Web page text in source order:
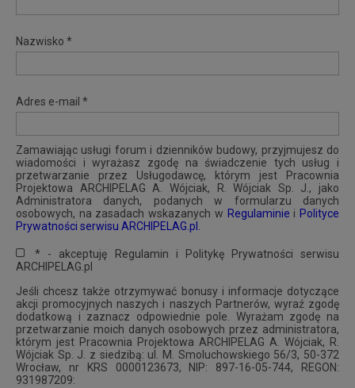
Nazwisko *
Adres e-mail *
Zamawiając usługi forum i dzienników budowy, przyjmujesz do
wiadomości i wyrażasz zgodę na świadczenie tych usług i
przetwarzanie przez Usługodawcę, którym jest Pracownia
Projektowa ARCHIPELAG A. Wójciak, R. Wójciak Sp. J., jako
Administratora danych, podanych w formularzu danych
osobowych, na zasadach wskazanych w Regulaminie i Polityce
Prywatności serwisu ARCHIPELAG.pl.
* - akceptuję Regulamin i Politykę Prywatności serwisu
ARCHIPELAG.pl
Jeśli chcesz także otrzymywać bonusy i informacje dotyczące
akcji promocyjnych naszych i naszych Partnerów, wyraź zgodę
dodatkową i zaznacz odpowiednie pole. Wyrażam zgodę na
przetwarzanie moich danych osobowych przez administratora,
którym jest Pracownia Projektowa ARCHIPELAG A. Wójciak, R.
Wójciak Sp. J. z siedzibą: ul. M. Smoluchowskiego 56/3, 50-372
Wrocław, nr KRS 0000123673, NIP: 897-16-05-744, REGON:
931987209: